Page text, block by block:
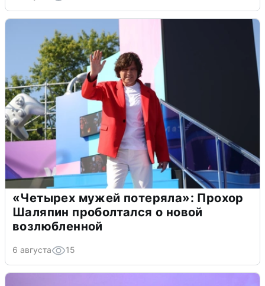
«Четырех мужей потеряла»: Прохор
Шаляпин проболтался о новой
возлюбленной
6 августа 15